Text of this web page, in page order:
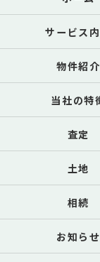
サービス
物件紹介
当社の特
査定
土地
相続
お知らせ